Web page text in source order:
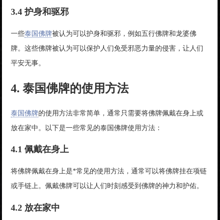
3.4 护身和驱邪
一些泰国佛牌被认为可以护身和驱邪，例如五行佛牌和龙婆佛
牌。这些佛牌被认为可以保护人们免受邪恶力量的侵害，让人们
平安无事。
4. 泰国佛牌的使用方法
泰国佛牌的使用方法非常简单，通常只需要将佛牌佩戴在身上或
放在家中。以下是一些常见的泰国佛牌使用方法：
4.1 佩戴在身上
将佛牌佩戴在身上是*常见的使用方法，通常可以将佛牌挂在项链
或手链上。佩戴佛牌可以让人们时刻感受到佛牌的神力和护佑。
4.2 放在家中